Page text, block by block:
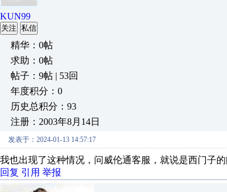
KUN99
关注 私信
精华：0帖
求助：0帖
帖子：9帖 | 53回
年度积分：0
历史总积分：93
注册：2003年8月14日
发表于：2024-01-13 14:57:17
我也出现了这种情况，问威伦通客服，就说是西门子
回复 引用 举报